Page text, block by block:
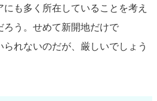
も多く所在していることを考え
ろう。せめて新開地だけで
られないのだが、厳しいでしょう